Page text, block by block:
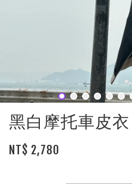
黑白摩托車皮衣
NT$ 2,780